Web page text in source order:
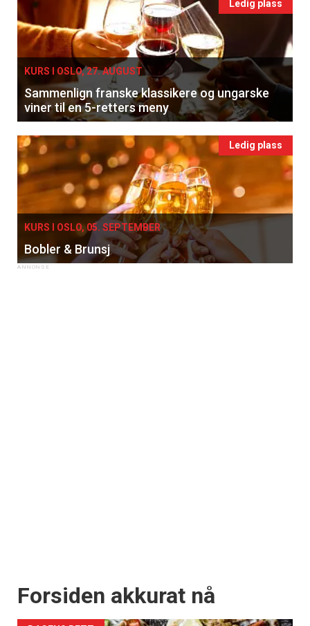
Ledig plass
KURS I OSLO, 27. AUGUST
Sammenlign franske klassikere og ungarske
viner til en 5-retters meny
Ledig plass
KURS I OSLO, 05. SEPTEMBER
Bobler & Brunsj
Forsiden akkurat nå